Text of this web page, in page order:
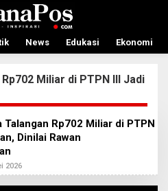
News Edukasi Ekonomi
Miliar di PTPN III Jadi
Talangan Rp702 Miliar di PTPN
Dinilai Rawan
2026
L
E